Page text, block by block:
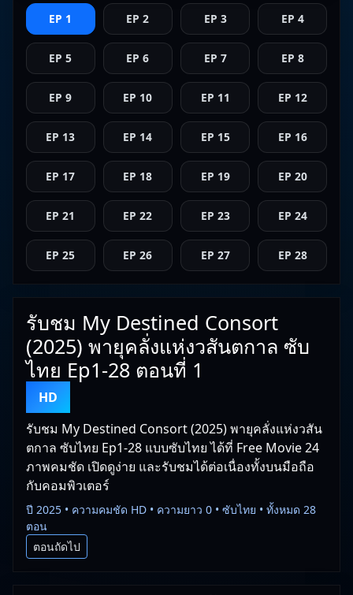
EP 1
EP 2 EP 3 EP 4
EP 5 EP 6 EP 7 EP 8
EP 9 EP 10 EP 11 EP 12
EP 13 EP 14 EP 15 EP 16
EP 17 EP 18 EP 19 EP 20
EP 21 EP 22 EP 23 EP 24
EP 25 EP 26 EP 27 EP 28
รับชม My Destined Consort
(2025) พายุคลั่งแห่งวสันตกาล ซับ
ไทย Ep1-28 ตอนที่ 1
HD
รับชม My Destined Consort (2025) พายุคลั่งแห่งวสัน
ตกาล ซับไทย Ep1-28 แบบซับไทย ได้ที่ Free Movie 24
ภาพคมชัด เปิดดูง่าย และรับชมได้ต่อเนื่องทั้งบนมือถือ
กับคอมพิวเตอร์
ปี 2025 • ความคมชัด HD • ความยาว 0 • ซับไทย • ทั้งหมด 28
ตอน
ตอนถัดไป